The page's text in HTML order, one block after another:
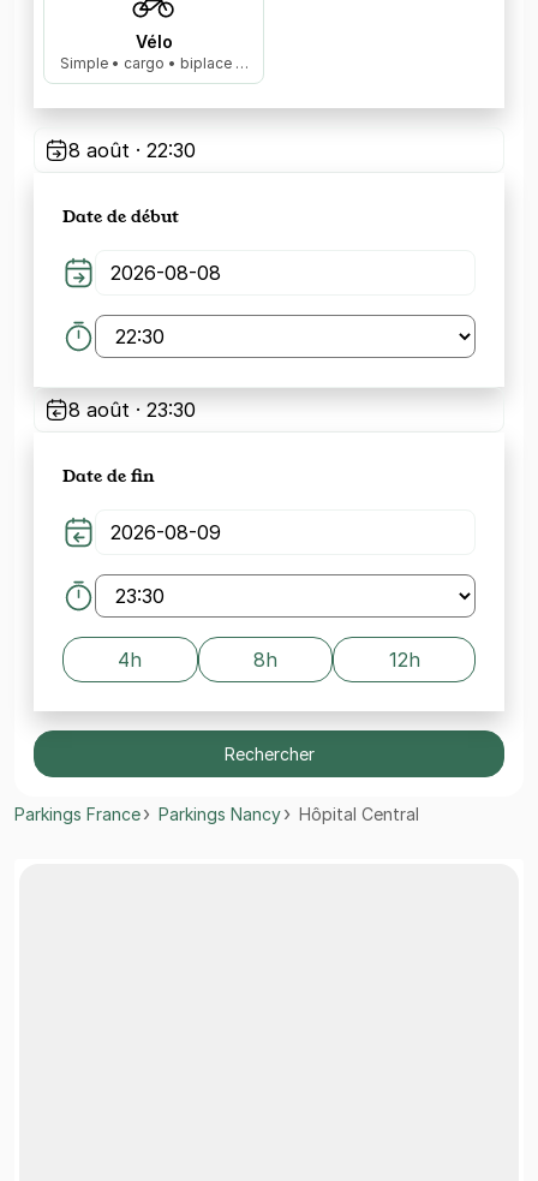
Vélo
Simple • cargo • biplace …
8 août · 22:30
Date de début
8 août · 23:30
Date de fin
4h 8h 12h
Rechercher
Parkings France Parkings Nancy Hôpital Central